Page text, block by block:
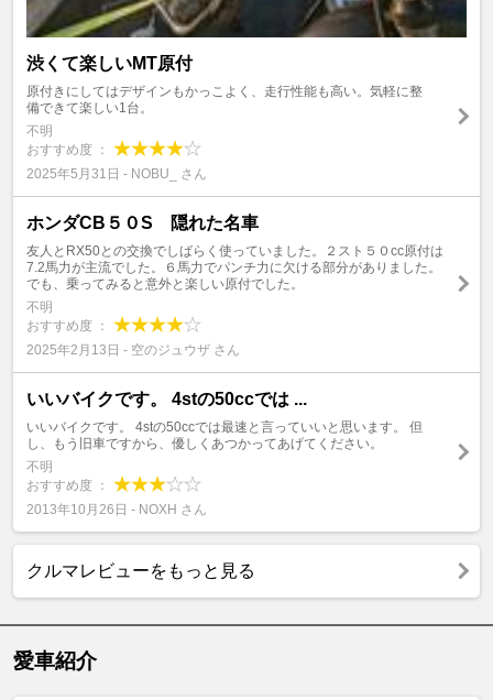
渋くて楽しいMT原付
原付きにしてはデザインもかっこよく、走行性能も高い。気軽に整
備できて楽しい1台。
不明
おすすめ度 ：
2025年5月31日 - NOBU_ さん
ホンダCB５０S 隠れた名車
友人とRX50との交換でしばらく使っていました。２スト５０cc原付は
7.2馬力が主流でした。６馬力でパンチ力に欠ける部分がありました。
でも、乗ってみると意外と楽しい原付でした。
不明
おすすめ度 ：
2025年2月13日 - 空のジュウザ さん
いいバイクです。 4stの50ccでは ...
いいバイクです。 4stの50ccでは最速と言っていいと思います。 但
し、もう旧車ですから、優しくあつかってあげてください。
不明
おすすめ度 ：
2013年10月26日 - NOXH さん
クルマレビューをもっと見る
愛車紹介